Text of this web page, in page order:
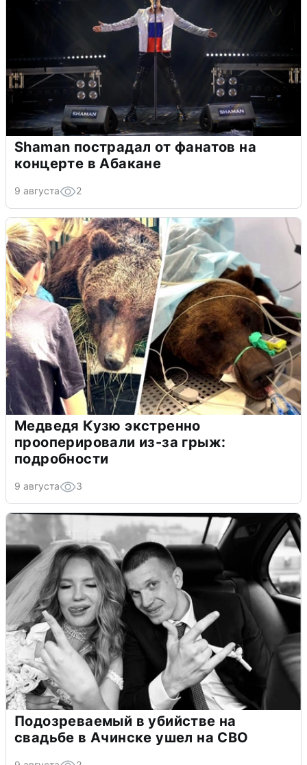
Shaman пострадал от фанатов на
концерте в Абакане
9 августа 2
Медведя Кузю экстренно
прооперировали из-за грыж:
подробности
9 августа 3
Подозреваемый в убийстве на
свадьбе в Ачинске ушел на СВО